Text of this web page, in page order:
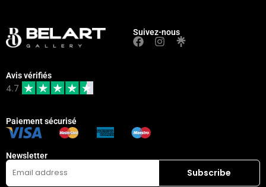
Suivez-nous
Avis vérifiés
4.7
Paiement sécurisé
Newsletter